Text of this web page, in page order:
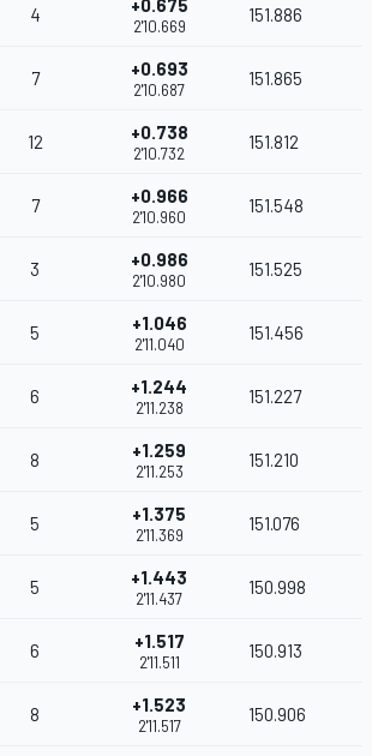
4 +0.675
2'10.669
151.886
7 +0.693
2'10.687
151.865
12 +0.738
2'10.732
151.812
7 +0.966
2'10.960
151.548
3 +0.986
2'10.980
151.525
5 +1.046
2'11.040
151.456
6 +1.244
2'11.238
151.227
8 +1.259
2'11.253
151.210
5 +1.375
2'11.369
151.076
5 +1.443
2'11.437
150.998
6 +1.517
2'11.511
150.913
8 +1.523
2'11.517
150.906